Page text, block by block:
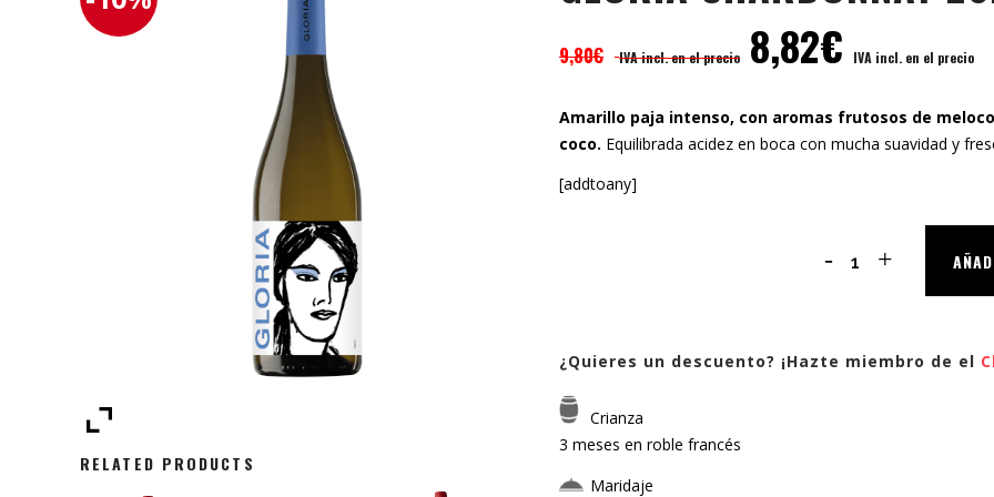
9,80€ IVA incl. en el precio 8,82€ IVA incl. en el precio
Amarillo paja intenso, con aromas frutosos de
coco. Equilibrada acidez en boca con mucha suavidad y
[addtoany]
quantity
¿Quieres un descuento? ¡Hazte miembro de el
Crianza
3 meses en roble francés
Maridaje
RELATED PRODUCTS